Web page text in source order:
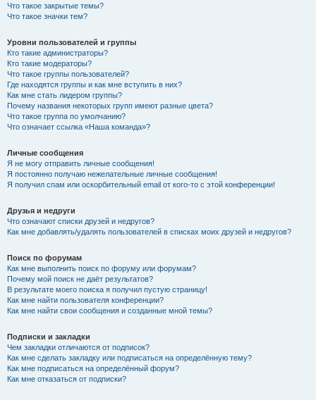
Что такое закрытые темы?
Что такое значки тем?
Уровни пользователей и группы
Кто такие администраторы?
Кто такие модераторы?
Что такое группы пользователей?
Где находятся группы и как мне вступить в них?
Как мне стать лидером группы?
Почему названия некоторых групп имеют разные цвета?
Что такое группа по умолчанию?
Что означает ссылка «Наша команда»?
Личные сообщения
Я не могу отправить личные сообщения!
Я постоянно получаю нежелательные личные сообщения!
Я получил спам или оскорбительный email от кого-то с этой конференции!
Друзья и недруги
Что означают списки друзей и недругов?
Как мне добавлять/удалять пользователей в списках моих друзей и недругов?
Поиск по форумам
Как мне выполнить поиск по форуму или форумам?
Почему мой поиск не даёт результатов?
В результате моего поиска я получил пустую страницу!
Как мне найти пользователя конференции?
Как мне найти свои сообщения и созданные мной темы?
Подписки и закладки
Чем закладки отличаются от подписок?
Как мне сделать закладку или подписаться на определённую тему?
Как мне подписаться на определённый форум?
Как мне отказаться от подписки?